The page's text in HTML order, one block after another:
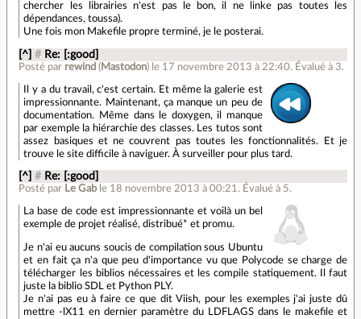
chercher les librairies n'est pas le bon, il ne linke pas toutes les
dépendances, toussa).
Une fois mon Makefile propre terminé, je le posterai.
[^] # Re: [:good]
Posté par rewind ( Mastodon) le 17 novembre 2013 à 22:40. Évalué à 3.
Il y a du travail, c'est certain. Et même la galerie est
impressionnante. Maintenant, ça manque un peu de
documentation. Même dans le doxygen, il manque
par exemple la hiérarchie des classes. Les tutos sont
assez basiques et ne couvrent pas toutes les fonctionnalités. Et je
trouve le site difficile à naviguer. À surveiller pour plus tard.
[^] # Re: [:good]
Posté par Le Gab le 18 novembre 2013 à 00:21. Évalué à 5.
La base de code est impressionnante et voilà un bel
exemple de projet réalisé, distribué* et promu.
Je n'ai eu aucuns soucis de compilation sous Ubuntu
et en fait ça n'a que peu d'importance vu que Polycode se charge de
télécharger les biblios nécessaires et les compile statiquement. Il faut
juste la biblio SDL et Python PLY.
Je n'ai pas eu à faire ce que dit Viish, pour les exemples j'ai juste dû
mettre -lX11 en dernier paramètre du LDFLAGS dans le makefile et